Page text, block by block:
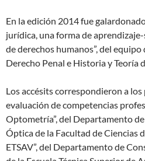
En la edición 2014 fue
jurídica, una forma de
de derechos humanos”, del
Derecho Penal e Historia y Teoría
Los accésits correspondieron a
evaluación de competencias
Optometría”, del Departamento
Óptica de la Facultad de Ciencias
ETSAV”, del Departamento de